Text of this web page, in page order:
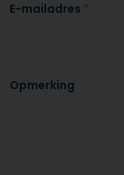
E-mailadres *
Opmerking